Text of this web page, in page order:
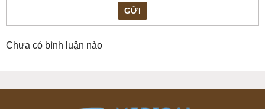
GỬI
Chưa có bình luận nào